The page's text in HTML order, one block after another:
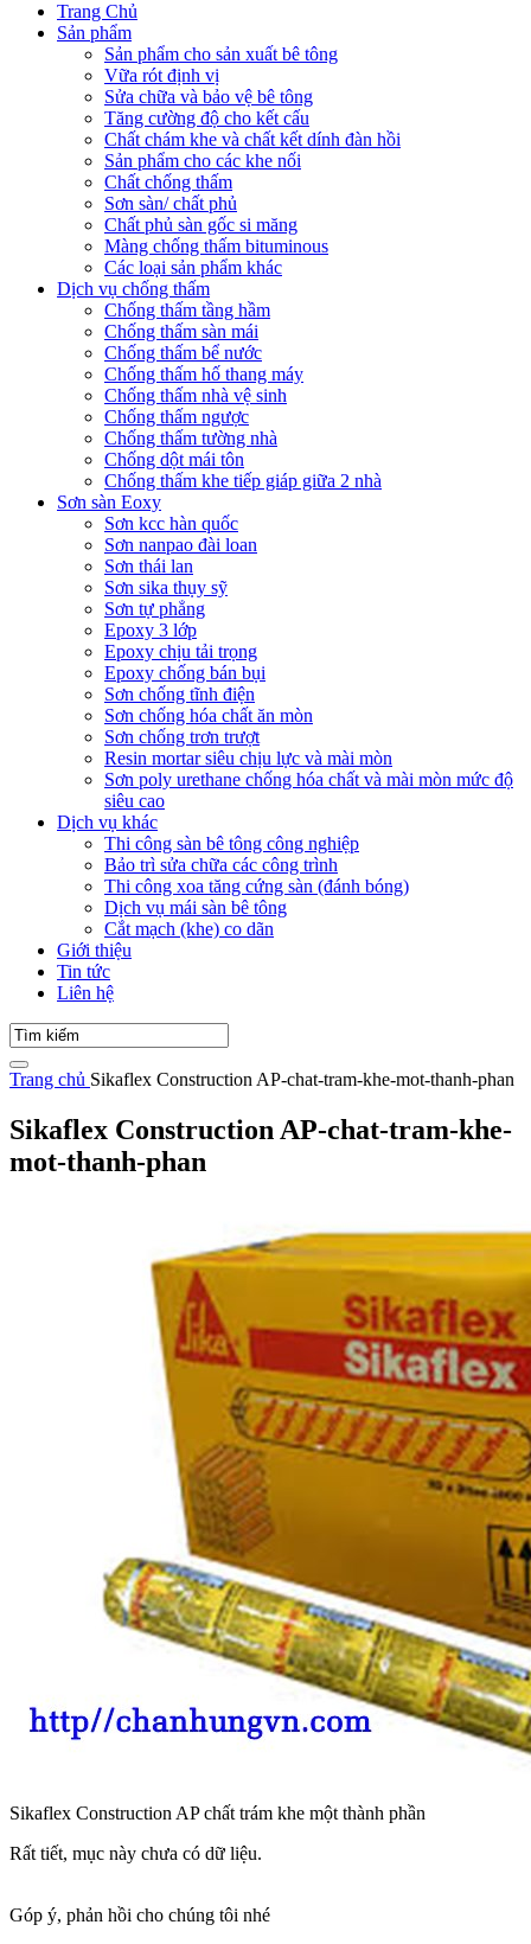
Trang Chủ
Sản phẩm
Sản phẩm cho sản xuất bê tông
Vữa rót định vị
Sửa chữa và bảo vệ bê tông
Tăng cường độ cho kết cấu
Chất chám khe và chất kết dính đàn hồi
Sản phẩm cho các khe nối
Chất chống thấm
Sơn sàn/ chất phủ
Chất phủ sàn gốc si măng
Màng chống thấm bituminous
Các loại sản phẩm khác
Dịch vụ chống thấm
Chống thấm tầng hầm
Chống thấm sàn mái
Chống thấm bể nước
Chống thấm hố thang máy
Chống thấm nhà vệ sinh
Chống thấm ngược
Chống thấm tường nhà
Chống dột mái tôn
Chống thấm khe tiếp giáp giữa 2 nhà
Sơn sàn Eoxy
Sơn kcc hàn quốc
Sơn nanpao đài loan
Sơn thái lan
Sơn sika thụy sỹ
Sơn tự phẳng
Epoxy 3 lớp
Epoxy chịu tải trọng
Epoxy chống bán bụi
Sơn chống tĩnh điện
Sơn chống hóa chất ăn mòn
Sơn chống trơn trượt
Resin mortar siêu chịu lực và mài mòn
Sơn poly urethane chống hóa chất và mài mòn mức độ
siêu cao
Dịch vụ khác
Thi công sàn bê tông công nghiệp
Bảo trì sửa chữa các công trình
Thi công xoa tăng cứng sàn (đánh bóng)
Dịch vụ mái sàn bê tông
Cắt mạch (khe) co dãn
Giới thiệu
Tin tức
Liên hệ
Trang chủ Sikaflex Construction AP-chat-tram-khe-mot-thanh-phan
Sikaflex Construction AP-chat-tram-khe-
mot-thanh-phan
Sikaflex Construction AP chất trám khe một thành phần
Rất tiết, mục này chưa có dữ liệu.
Góp ý, phản hồi cho chúng tôi nhé